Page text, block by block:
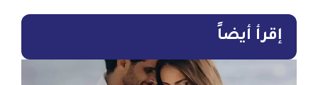
إقرأ أيضاً